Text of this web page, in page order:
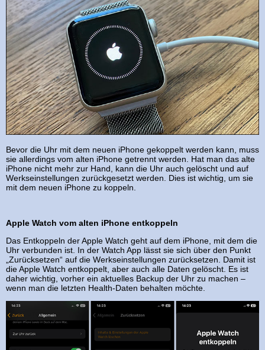
Bevor die Uhr mit dem neuen iPhone gekoppelt werden kann, muss
sie allerdings vom alten iPhone getrennt werden. Hat man das alte
iPhone nicht mehr zur Hand, kann die Uhr auch gelöscht und auf
Werkseinstellungen zurückgesetzt werden. Dies ist wichtig, um sie
mit dem neuen iPhone zu koppeln.
Apple Watch vom alten iPhone entkoppeln
Das Entkoppeln der Apple Watch geht auf dem iPhone, mit dem die
Uhr verbunden ist. In der Watch App lässt sie sich über den Punkt
„Zurücksetzen“ auf die Werkseinstellungen zurücksetzen. Damit ist
die Apple Watch entkoppelt, aber auch alle Daten gelöscht. Es ist
daher wichtig, vorher ein aktuelles Backup der Uhr zu machen –
wenn man die letzten Health-Daten behalten möchte.